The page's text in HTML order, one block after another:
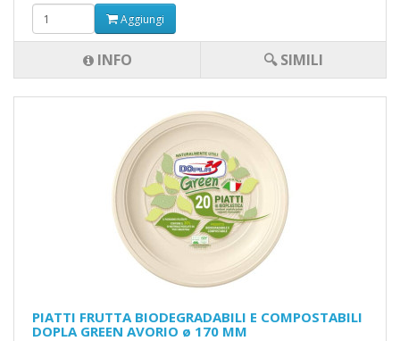
PIATTI FRUTTA BIODEGRADABILI E COMPOSTABILI
DOPLA GREEN AVORIO ø 170 MM
Aggiungi
INFO 🔍 SIMILI